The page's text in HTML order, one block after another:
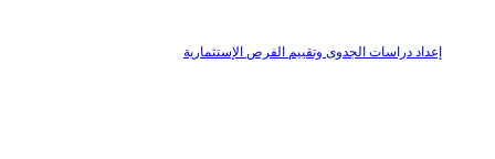
إعداد دراسات الجدوى وتقييم الفرص الإستثمارية